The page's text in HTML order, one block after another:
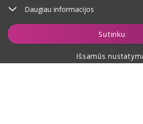
Daugiau informacijos
Sutinku
Išsamūs
Įdėti į krepšelį